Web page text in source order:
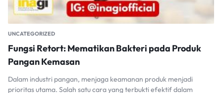
UNCATEGORIZED
Fungsi Retort: Mematikan Bakteri pada Produk
Pangan Kemasan
Dalam industri pangan, menjaga keamanan produk menjadi
prioritas utama. Salah satu cara yang terbukti efektif dalam